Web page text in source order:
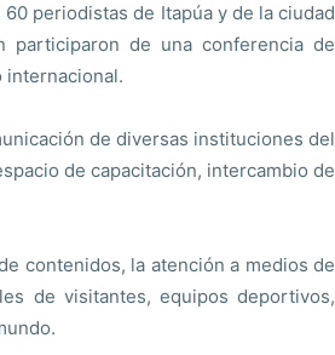
periodistas de Itapúa y de la ciudad
participaron de una conferencia de
internacional.
de diversas instituciones del
de capacitación, intercambio de
contenidos, la atención a medios de
de visitantes, equipos deportivos,